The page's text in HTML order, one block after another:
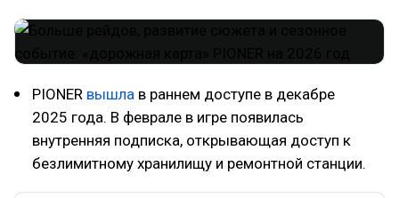
PIONER вышла в раннем доступе в декабре
2025 года. В феврале в игре появилась
внутренняя подписка, открывающая доступ к
безлимитному хранилищу и ремонтной станции.